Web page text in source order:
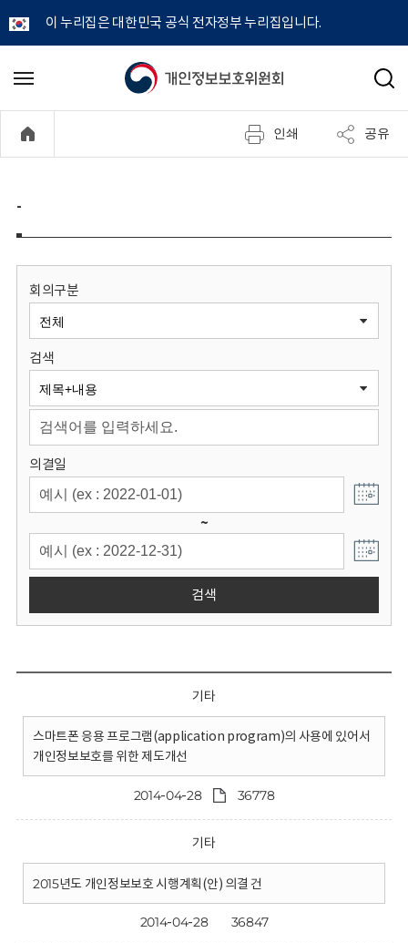
이 누리집은 대한민국 공식 전자정부 누리집입니다.
개
정
보
원
회
메
기
검
인쇄 공유
-
회의구분
검색
의결일
~
검색
기타
스마트폰 응용 프로그램(application program)의 사용에 있어서
개인정보보호를 위한 제도개선
2014-04-28 36778
기타
2015년도 개인정보보호 시행계획(안) 의결 건
2014-04-28 36847